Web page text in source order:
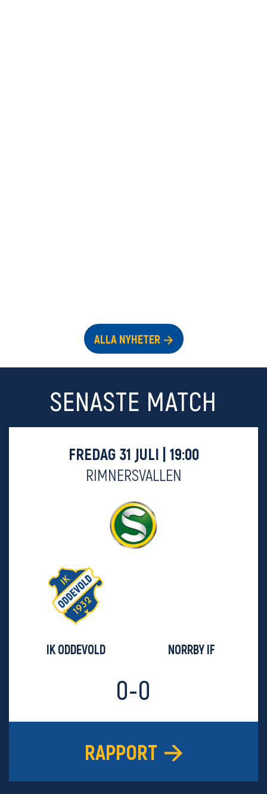
ALLA NYHETER
SENASTE MATCH
FREDAG 31 JULI | 19:00
RIMNERSVALLEN
IK ODDEVOLD NORRBY IF
0-0
RAPPORT